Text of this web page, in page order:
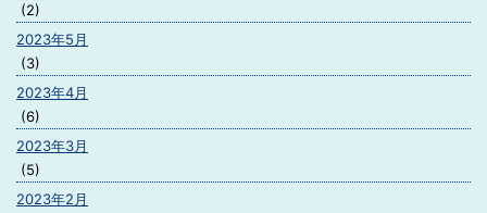
(2)
2023年5月
(3)
2023年4月
(6)
2023年3月
(5)
2023年2月